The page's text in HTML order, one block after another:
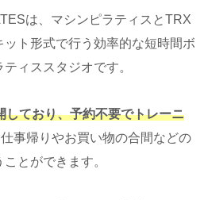
は、マシンピラティスとTRX
ト形式で行う効率的な短時間ボ
ィススタジオです。
しており、予約不要でトレーニ
事帰りやお買い物の合間などの
とができます。